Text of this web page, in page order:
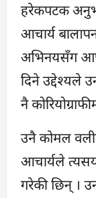
हरेकपटक
आचार्य
अभिनयसँग
दिने उद्देश्यले
नै
उनै कोमल
आचार्यले
गरेकी छिन् ।